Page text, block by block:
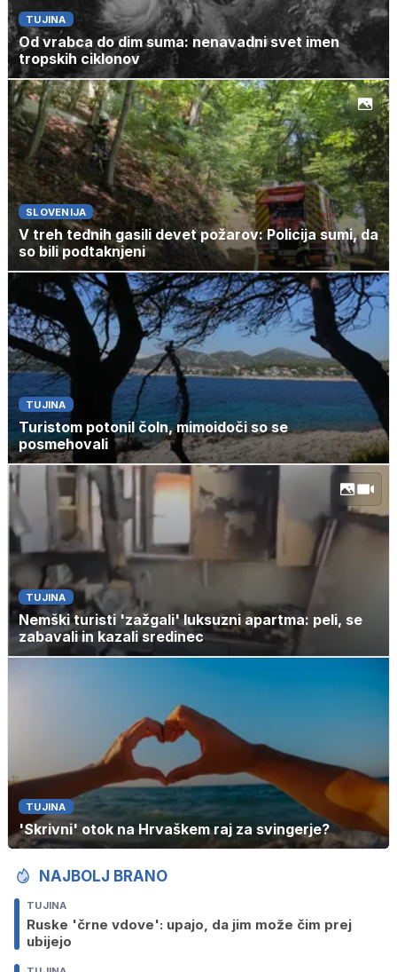
TUJINA
Od vrabca do dim suma: nenavadni svet imen
tropskih ciklonov
SLOVENIJA
V treh tednih gasili devet požarov: Policija sumi, da
so bili podtaknjeni
TUJINA
Turistom potonil čoln, mimoidoči so se
posmehovali
TUJINA
Nemški turisti 'zažgali' luksuzni apartma: peli, se
zabavali in kazali sredinec
TUJINA
'Skrivni' otok na Hrvaškem raj za svingerje?
NAJBOLJ BRANO
TUJINA
Ruske 'črne vdove': upajo, da jim može čim prej
ubijejo